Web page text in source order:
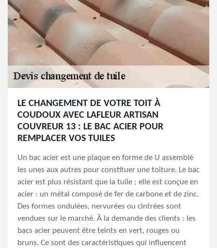
LE CHANGEMENT DE VOTRE TOIT À
COUDOUX AVEC LAFLEUR ARTISAN
COUVREUR 13 : LE BAC ACIER POUR
REMPLACER VOS TUILES
Un bac acier est une plaque en forme de U assemblé
les unes aux autres pour constituer une toiture. Le bac
acier est plus résistant que la tuile ; elle est conçue en
acier : un métal composé de fer de carbone et de zinc.
Des formes ondulées, nervurées ou cintrées sont
vendues sur le marché. À la demande des clients : les
bacs acier peuvent être teints en vert, rouges ou
bruns. Ce sont des caractéristiques qui influencent